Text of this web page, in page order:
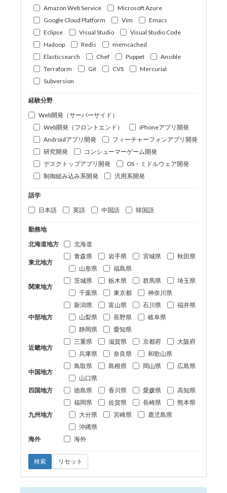
Amazon Web Service
Microsoft Azure
Google Cloud Platform
Vim
Emacs
Eclipse
Visual Studio
Visual Studio Code
Hadoop
Redis
memcached
Elasticsearch
Chef Puppet
Ansible
Terraform
Git CVS
Mercurial
Subversion
経験分野
Web開発（サーバーサイド）
Web開発（フロントエンド）
iPhoneアプリ開発
Androidアプリ開発
フィーチャーフォンアプリ開発
研究開発
コンシューマーゲーム開発
デスクトップアプリ開発
OS・ミドルウェア開発
制御組み込み系開発
汎用系開発
語学
日本語
英語 中国語 韓国語
勤務地
北海道地方
北海道
東北地方
青森県 岩手県 宮城県
秋田県
山形県
福島県
関東地方
茨城県 栃木県 群馬県
埼玉県
千葉県
東京都 神奈川県
中部地方
新潟県 富山県 石川県
福井県
山梨県
長野県
岐阜県
静岡県
愛知県
近畿地方
三重県 滋賀県 京都府
大阪府
兵庫県
奈良県 和歌山県
中国地方
鳥取県 島根県 岡山県
広島県
山口県
四国地方
徳島県 香川県 愛媛県 高知県
九州地方
福岡県 佐賀県 長崎県
熊本県
大分県
宮崎県
鹿児島県
沖縄県
海外
海外
検索 リセット